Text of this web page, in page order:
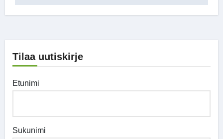
Tilaa uutiskirje
Etunimi
Sukunimi